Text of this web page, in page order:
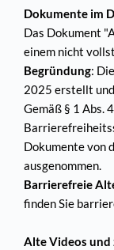
Dokumente im
Das Dokument
einem nicht
Begründung:
2025 erstellt
Gemäß § 1 Abs.
Dokumente von
ausgenommen.
Barrierefreie
finden Sie
Alte Videos